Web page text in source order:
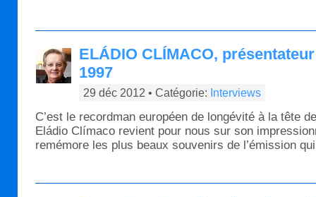
ELÁDIO CLÍMACO,
1997
29 déc 2012 • Catégorie: Interviews
C’est le recordman européen de longévité à la tête
Eládio Clímaco revient pour nous sur son
remémore les plus beaux souvenirs de l’émission